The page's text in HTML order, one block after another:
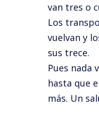
van tres o
Los
vuelvan y
sus trece.
Pues nada
hasta que
más. Un